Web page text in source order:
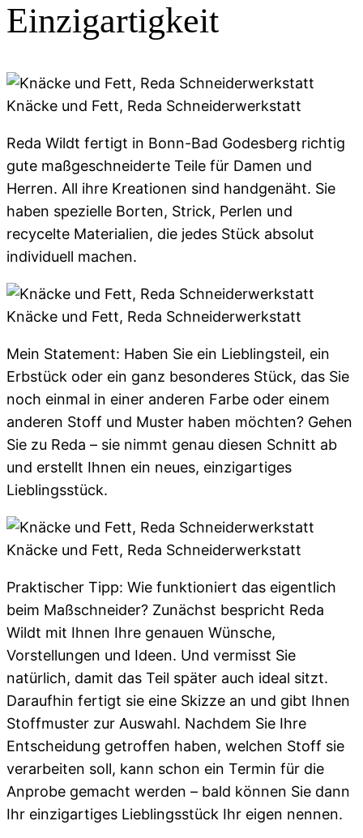
Einzigartigkeit
Knäcke und Fett, Reda Schneiderwerkstatt
Reda Wildt fertigt in Bonn-Bad Godesberg richtig
gute maßgeschneiderte Teile für Damen und
Herren. All ihre Kreationen sind handgenäht. Sie
haben spezielle Borten, Strick, Perlen und
recycelte Materialien, die jedes Stück absolut
individuell machen.
Knäcke und Fett, Reda Schneiderwerkstatt
Mein Statement: Haben Sie ein Lieblingsteil, ein
Erbstück oder ein ganz besonderes Stück, das Sie
noch einmal in einer anderen Farbe oder einem
anderen Stoff und Muster haben möchten? Gehen
Sie zu Reda – sie nimmt genau diesen Schnitt ab
und erstellt Ihnen ein neues, einzigartiges
Lieblingsstück.
Knäcke und Fett, Reda Schneiderwerkstatt
Praktischer Tipp: Wie funktioniert das eigentlich
beim Maßschneider? Zunächst bespricht Reda
Wildt mit Ihnen Ihre genauen Wünsche,
Vorstellungen und Ideen. Und vermisst Sie
natürlich, damit das Teil später auch ideal sitzt.
Daraufhin fertigt sie eine Skizze an und gibt Ihnen
Stoffmuster zur Auswahl. Nachdem Sie Ihre
Entscheidung getroffen haben, welchen Stoff sie
verarbeiten soll, kann schon ein Termin für die
Anprobe gemacht werden – bald können Sie dann
Ihr einzigartiges Lieblingsstück Ihr eigen nennen.